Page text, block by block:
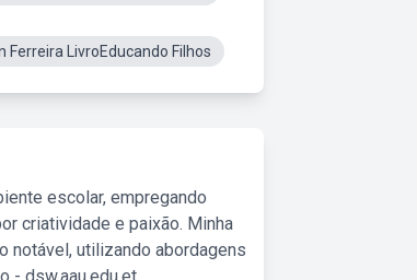
Ferreira LivroEducando Filhos
escolar, empregando
criatividade e paixão. Minha
notável, utilizando abordagens